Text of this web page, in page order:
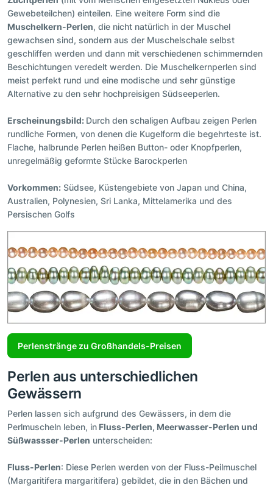
Gewebeteilchen) einteilen. Eine weitere Form sind die
Muschelkern-Perlen, die nicht natürlich in der Muschel
gewachsen sind, sondern aus der Muschelschale selbst
geschliffen werden und dann mit verschiedenen schimmernden
Beschichtungen veredelt werden. Die Muschelkernperlen sind
meist perfekt rund und eine modische und sehr günstige
Alternative zu den sehr hochpreisigen Südseeperlen.
Erscheinungsbild: Durch den schaligen Aufbau zeigen Perlen
rundliche Formen, von denen die Kugelform die begehrteste ist.
Flache, halbrunde Perlen heißen Button- oder Knopfperlen,
unregelmäßig geformte Stücke Barockperlen
Vorkommen: Südsee, Küstengebiete von Japan und China,
Australien, Polynesien, Sri Lanka, Mittelamerika und des
Persischen Golfs
Perlenstränge zu Großhandels-Preisen
Perlen aus unterschiedlichen
Gewässern
Perlen lassen sich aufgrund des Gewässers, in dem die
Perlmuscheln leben, in Fluss-Perlen, Meerwasser-Perlen und
Süßwassser-Perlen unterscheiden:
Fluss-Perlen: Diese Perlen werden von der Fluss-Peilmuschel
(Margaritifera margaritifera) gebildet, die in den Bächen und